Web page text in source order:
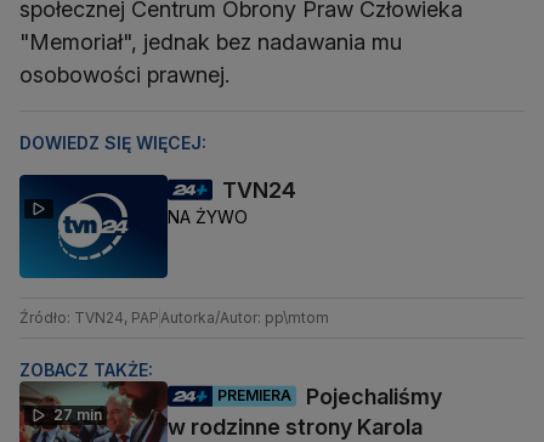
społecznej Centrum Obrony Praw Człowieka
"Memoriał", jednak bez nadawania mu
osobowości prawnej.
DOWIEDZ SIĘ WIĘCEJ:
TVN24
NA ŻYWO
Źródło: TVN24, PAP Autorka/Autor: pp\mtom
ZOBACZ TAKŻE:
27 min
PREMIERA
Pojechaliśmy
w rodzinne strony Karola